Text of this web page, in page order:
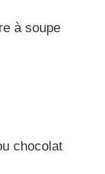
à soupe
chocolat